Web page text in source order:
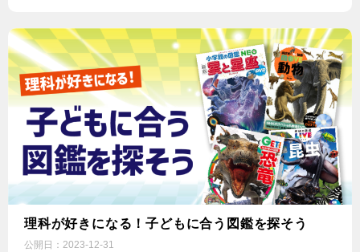
理科が好きになる！子どもに合う図鑑を探そう
公開日： 2023-12-31